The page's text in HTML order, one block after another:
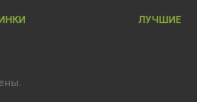
ЛУЧШИЕ